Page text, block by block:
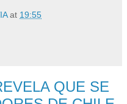
at 19:55
QUE SE